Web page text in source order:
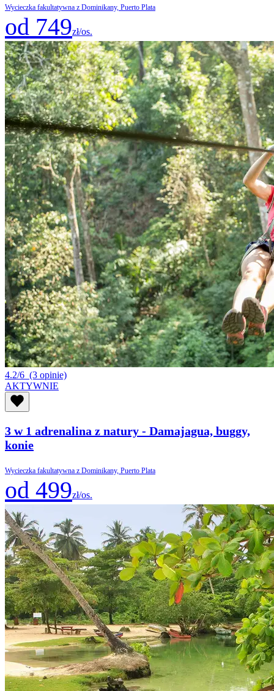
Wycieczka fakultatywna z Dominikany, Puerto Plata
od 749zł/os.
4.2/6 (3 opinie)
AKTYWNIE
3 w 1 adrenalina z natury - Damajagua, buggy,
konie
Wycieczka fakultatywna z Dominikany, Puerto Plata
od 499zł/os.